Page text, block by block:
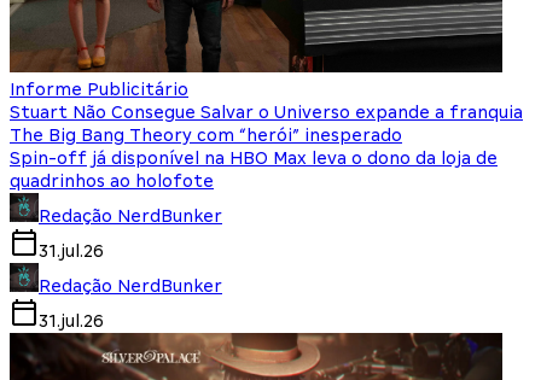
Informe Publicitário
Stuart Não Consegue Salvar o Universo expande a franquia
The Big Bang Theory com “herói” inesperado
Spin-off já disponível na HBO Max leva o dono da loja de
quadrinhos ao holofote
Redação NerdBunker
31.jul.26
Redação NerdBunker
31.jul.26